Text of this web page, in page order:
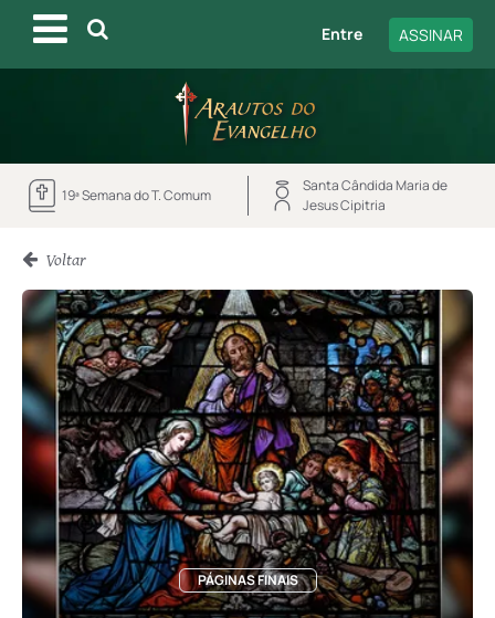
Entre ASSINAR
19ª Semana do T. Comum
Santa Cândida Maria de
Jesus Cipitria
Voltar
PÁGINAS FINAIS